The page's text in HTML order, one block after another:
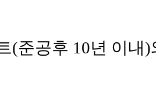
(준공후 10년 이내